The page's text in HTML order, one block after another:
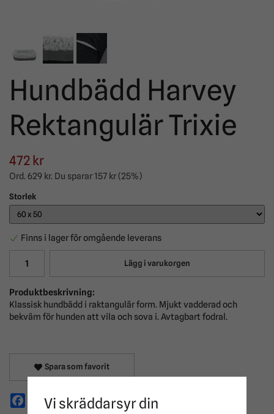
Hundbädd Harvey
Rektangulär Trixie
472 kr
Ord. 629 kr. Du sparar157 kr(25%)
Storlek
Finns i lager för omgående leverans
Lägg i varukorgen
Produktbeskrivning:
Klassisk hundbädd i raktangulär form. Mjukt vadderad och
bekväm för hunden att vila och sova i. Avtagbart fodral.
Spara som favorit
Facebook
X EmailPinterest
Vi skräddarsyr din